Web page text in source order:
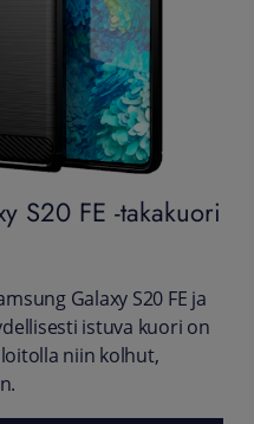
S20 FE -takakuori
Galaxy S20 FE ja
istuva kuori on
niin kolhut,